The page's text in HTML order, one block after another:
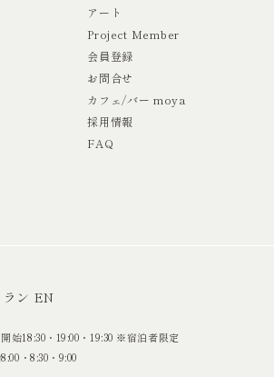
アート
Project Member
会員登録
お問合せ
カフェ/バー moya
採用情報
FAQ
始18:30・19:00・19:30 ※宿泊者限定
・8:30・9:00